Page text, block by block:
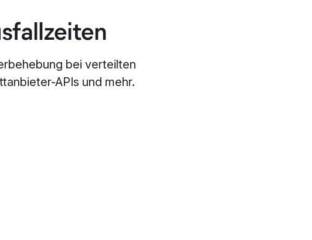
bei verteilten
APIs und mehr.